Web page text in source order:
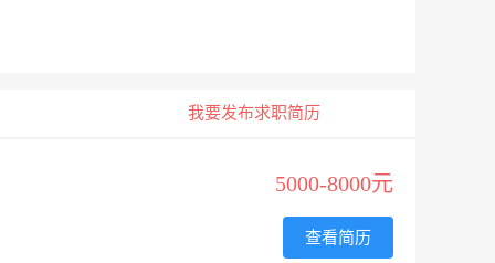
我要发布求职简历
5000-8000元
查看简历